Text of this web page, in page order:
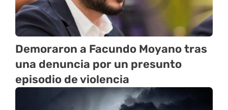
Demoraron a Facundo Moyano tras
una denuncia por un presunto
episodio de violencia